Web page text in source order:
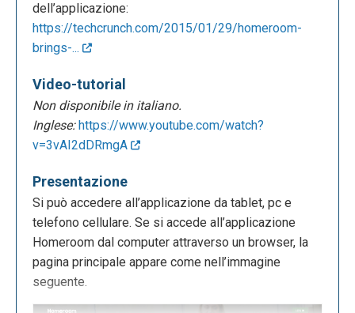
dell’applicazione:
https://techcrunch.com/2015/01/29/homeroom-
brings-...
Video-tutorial
Non disponibile in italiano.
Inglese: https://www.youtube.com/watch?
v=3vAI2dDRmgA
Presentazione
Si può accedere all’applicazione da tablet, pc e
telefono cellulare. Se si accede all’applicazione
Homeroom dal computer attraverso un browser, la
pagina principale appare come nell’immagine
seguente.